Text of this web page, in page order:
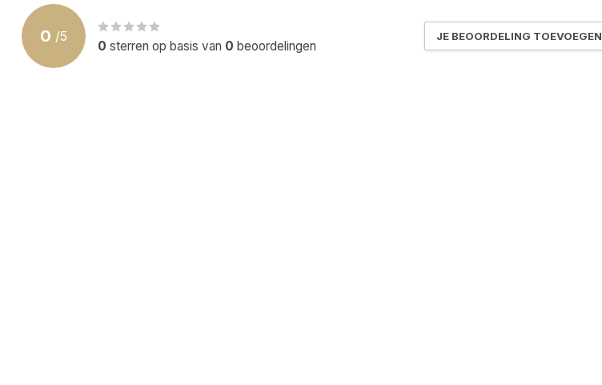
0 /5
0 sterren op basis van 0 beoordelingen
JE BEOORDELING TOEVOEGEN